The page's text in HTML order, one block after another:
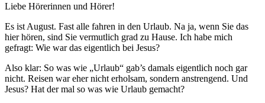
Liebe Hörerinnen und Hörer!
Es ist August. Fast alle fahren in den Urlaub. Na ja, wenn Sie das
hier hören, sind Sie vermutlich grad zu Hause. Ich habe mich
gefragt: Wie war das eigentlich bei Jesus?
Also klar: So was wie „Urlaub“ gab’s damals eigentlich noch gar
nicht. Reisen war eher nicht erholsam, sondern anstrengend. Und
Jesus? Hat der mal so was wie Urlaub gemacht?